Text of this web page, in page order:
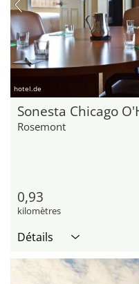
hotel.de
Sonesta Chicago
Rosemont
0,93
kilomètres
Détails